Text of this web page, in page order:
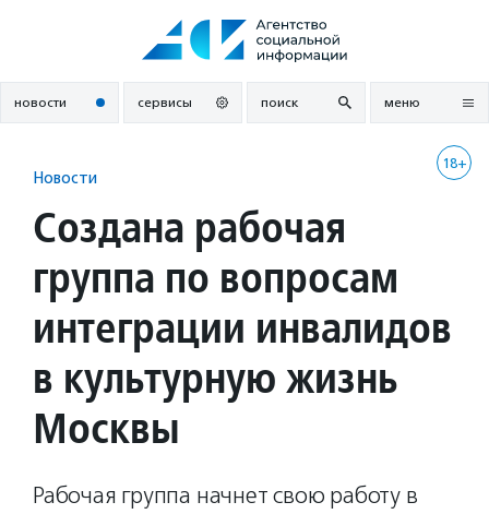
новости сервисы поиск меню
18+
Новости
Создана рабочая
группа по вопросам
интеграции инвалидов
в культурную жизнь
Москвы
Рабочая группа начнет свою работу в